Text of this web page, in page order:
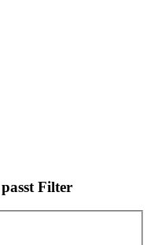
Filter